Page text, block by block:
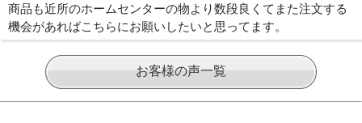
商品も近所のホームセンターの物より数段良くてまた注文する
機会があればこちらにお願いしたいと思ってます。
お客様の声一覧